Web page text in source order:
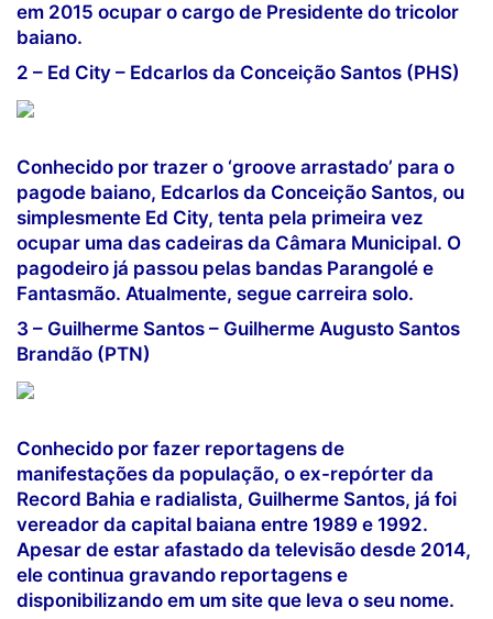
em 2015 ocupar o cargo de Presidente do tricolor
baiano.
2 – Ed City – Edcarlos da Conceição Santos (PHS)
Conhecido por trazer o ‘groove arrastado’ para o
pagode baiano, Edcarlos da Conceição Santos, ou
simplesmente Ed City, tenta pela primeira vez
ocupar uma das cadeiras da Câmara Municipal. O
pagodeiro já passou pelas bandas Parangolé e
Fantasmão. Atualmente, segue carreira solo.
3 – Guilherme Santos – Guilherme Augusto Santos
Brandão (PTN)
Conhecido por fazer reportagens de
manifestações da população, o ex-repórter da
Record Bahia e radialista, Guilherme Santos, já foi
vereador da capital baiana entre 1989 e 1992.
Apesar de estar afastado da televisão desde 2014,
ele continua gravando reportagens e
disponibilizando em um site que leva o seu nome.